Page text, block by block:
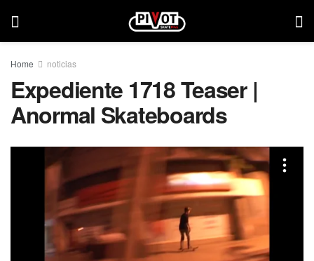
Home noticias
Expediente 1718 Teaser |
Anormal Skateboards